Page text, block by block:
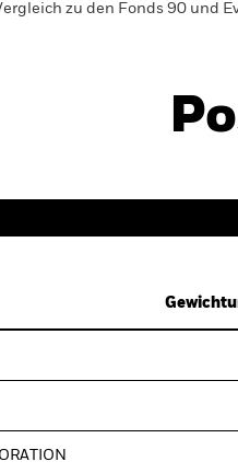
zu den Fonds 90 und